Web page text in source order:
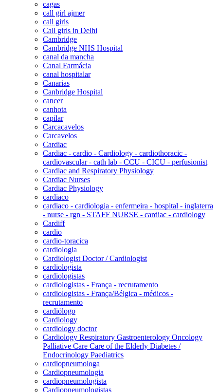
cagas
call girl ajmer
call girls
Call girls in Delhi
Cambridge
Cambridge NHS Hospital
canal da mancha
Canal Farmácia
canal hospitalar
Canarias
Canbridge Hospital
cancer
canhota
capilar
Carcacavelos
Carcavelos
Cardiac
Cardiac - cardio - Cardiology - cardiothoracic -
cardiovascular - cath lab - CCU - CICU - perfusionist
Cardiac and Respiratory Physiology
Cardiac Nurses
Cardiac Physiology
cardiaco
cardiaco - cardiologia - enfermeira - hospital - inglaterra
- nurse - rgn - STAFF NURSE - cardiac - cardiology
Cardiff
cardio
cardio-toracica
cardiologia
Cardiologist Doctor / Cardiologist
cardiologista
cardiologistas
cardiologistas - França - recrutamento
cardiologistas - França/Bélgica - médicos -
recrutamento
cardiólogo
Cardiology
cardiology doctor
Cardiology Respiratory Gastroenterology Oncology
Palliative Care Care of the Elderly Diabetes /
Endocrinology Paediatrics
cardiopneumologa
Cardiopneumologia
cardiopneumologista
Cardiopneumologistas